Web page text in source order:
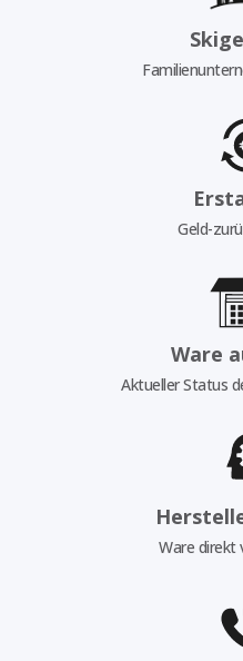
Geld-
Ware
Aktueller Status
Ware direkt